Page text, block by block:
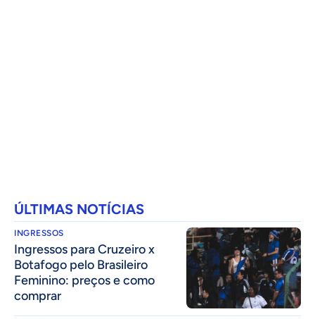
ÚLTIMAS NOTÍCIAS
INGRESSOS
Ingressos para Cruzeiro x
Botafogo pelo Brasileiro
Feminino: preços e como
comprar